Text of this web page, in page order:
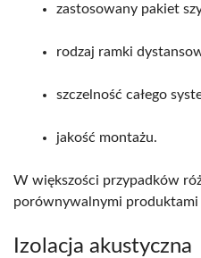
zastosowany pakiet
rodzaj ramki
szczelność całego
jakość montażu.
W większości przypadków
porównywalnymi produktami
Izolacja akustyczna